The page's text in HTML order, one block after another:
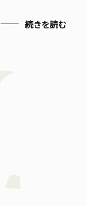
続きを読む